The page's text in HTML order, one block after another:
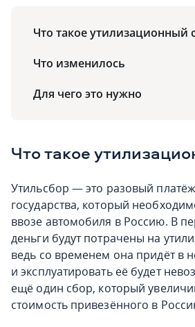
Что такое утилизационный
Что изменилось
Для чего это нужно
Что такое
Утильсбор — это разовый
государства, который
ввозе автомобиля в Россию. В
деньги будут потрачены на
ведь со временем она придёт в
и эксплуатировать её будет
ещё один сбор, который
стоимость привезённого в